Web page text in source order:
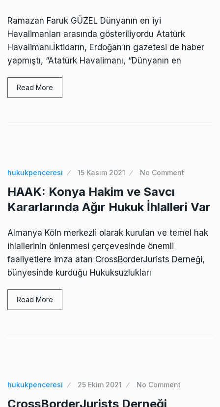
Ramazan Faruk GÜZEL Dünyanın en iyi
Havalimanları arasında gösteriliyordu Atatürk
Havalimanı.İktidarın, Erdoğan’ın gazetesi de haber
yapmıştı, “Atatürk Havalimanı, “Dünyanın en
Read More
hukukpenceresi 15 Kasım 2021 No Comment
HAAK: Konya Hakim ve Savcı
Kararlarında Ağır Hukuk İhlalleri Var
Almanya Köln merkezli olarak kurulan ve temel hak
ihlallerinin önlenmesi çerçevesinde önemli
faaliyetlere imza atan CrossBorderJurists Derneği,
bünyesinde kurduğu Hukuksuzlukları
Read More
hukukpenceresi 25 Ekim 2021 No Comment
CrossBorderJurists Derneği